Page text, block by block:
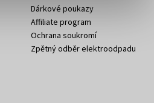
Dárkové poukazy
Affiliate program
Ochrana soukromí
Zpětný odběr elektroodpadu